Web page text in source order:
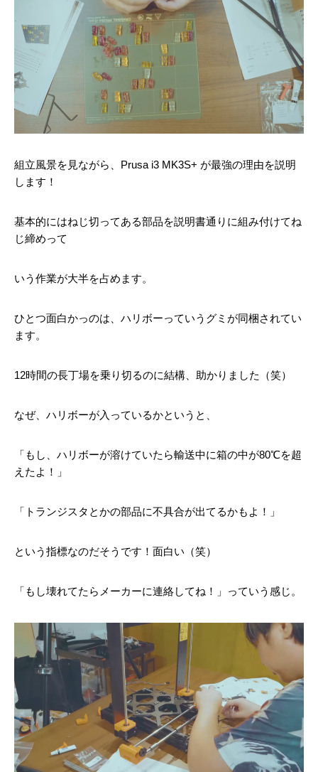
組立風景を見ながら、Prusa i3 MK3S+ が最強の理由を説明
します！
基本的にはねじ切ってある部品を説明書通りに組み付けてね
じ締めって
いう作業が大半を占めます。
ひとつ面白かっのは、ハリボーっていうグミが同梱されてい
ます。
12時間の長丁場を乗り切るのに結構、助かりました（笑）
なぜ、ハリボーが入っているかというと、
「もし、ハリボーが溶けていたら輸送中に箱の中が80℃を超
えたよ！」
「トランジスタとかの部品に不具合が出てるかもよ！」
という指標なのだそうです！面白い（笑）
「もし壊れてたらメーカーに連絡してね！」っていう感じ。